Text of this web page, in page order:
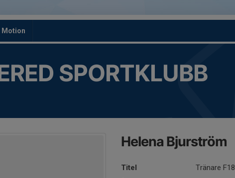
Motion
SPORTKLUBB
Helena Bjurström
Titel
Tränare F18